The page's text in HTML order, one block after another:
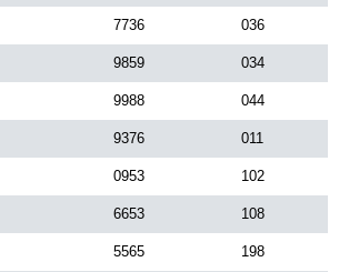
7736 036
9859 034
9988 044
9376 011
0953 102
6653 108
5565 198